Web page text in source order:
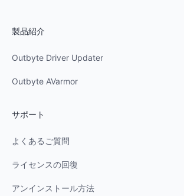
製品紹介
Outbyte Driver Updater
Outbyte AVarmor
サポート
よくあるご質問
ライセンスの回復
アンインストール方法